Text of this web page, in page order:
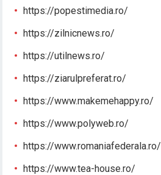
https://popestimedia.ro/
https://zilnicnews.ro/
https://utilnews.ro/
https://ziarulpreferat.ro/
https://www.makemehappy.ro/
https://www.polyweb.ro/
https://www.romaniafederala.ro/
https://www.tea-house.ro/